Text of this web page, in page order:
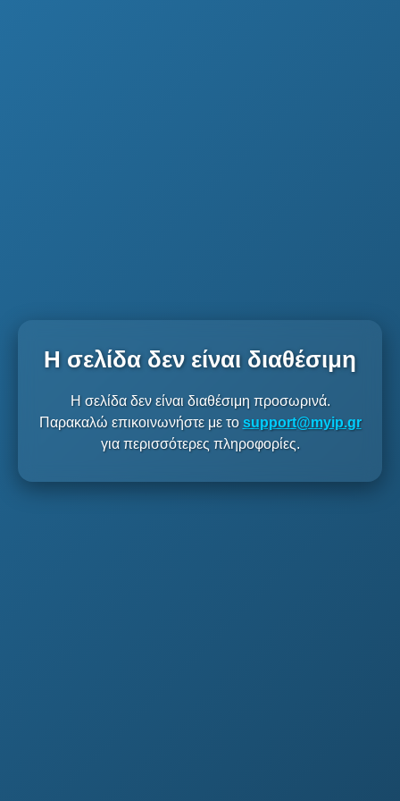
Η σελίδα δεν είναι διαθέσιμη
Η σελίδα δεν είναι διαθέσιμη προσωρινά.
Παρακαλώ επικοινωνήστε με το support@myip.gr
για περισσότερες πληροφορίες.